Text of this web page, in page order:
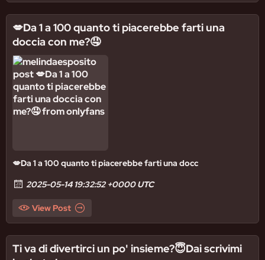
💋Da 1 a 100 quanto ti piacerebbe farti una
doccia con me?🤤
💋Da 1 a 100 quanto ti piacerebbe farti una docc
2025-05-14 19:32:52 +0000 UTC
View Post
Ti va di divertirci un po' insieme?😇Dai scrivimi